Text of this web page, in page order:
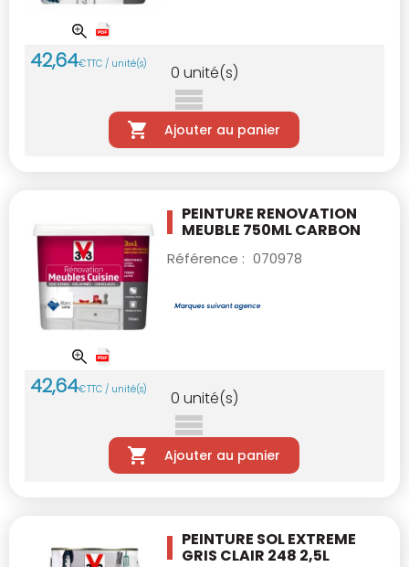
42,64€TTC / unité(s) 0 unité(s)
Ajouter au panier
PEINTURE RENOVATION
MEUBLE 750ML CARBON
Référence : 070978
42,64€TTC / unité(s) 0 unité(s)
Ajouter au panier
PEINTURE SOL EXTREME
GRIS CLAIR 248 2,5L